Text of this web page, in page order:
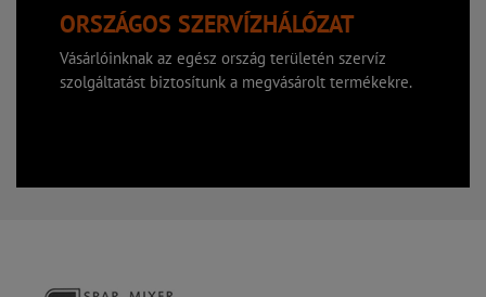
ORSZÁGOS SZERVÍZHÁLÓZAT
Vásárlóinknak az egész ország területén szervíz
szolgáltatást biztosítunk a megvásárolt termékekre.